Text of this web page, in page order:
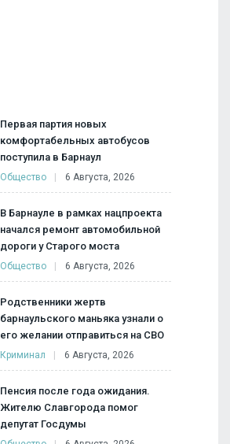
Первая партия новых
комфортабельных автобусов
поступила в Барнаул
Общество 6 Августа, 2026
В Барнауле в рамках нацпроекта
начался ремонт автомобильной
дороги у Старого моста
Общество 6 Августа, 2026
Родственники жертв
барнаульского маньяка узнали о
его желании отправиться на СВО
Криминал 6 Августа, 2026
Пенсия после года ожидания.
Жителю Славгорода помог
депутат Госдумы